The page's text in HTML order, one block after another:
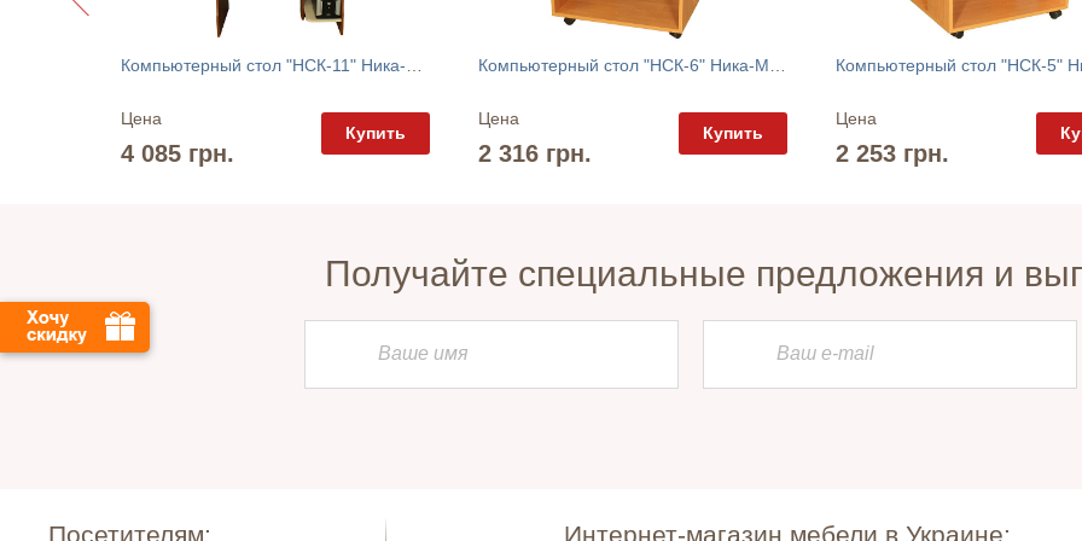
Цена
4 085 грн.
Купить
Цена
2 316 грн.
Купить
Цена
2 253 грн.
Получайте специальные предложения и
Посетителям: Интернет-магазин мебели в Украине: